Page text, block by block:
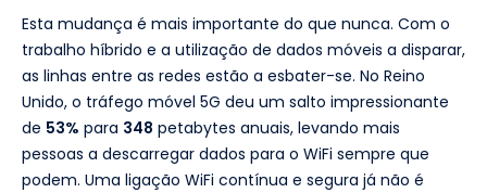
Esta mudança é mais importante do que nunca. Com o
trabalho híbrido e a utilização de dados móveis a disparar,
as linhas entre as redes estão a esbater-se. No Reino
Unido, o tráfego móvel 5G deu um salto impressionante
de 53% para 348 petabytes anuais, levando mais
pessoas a descarregar dados para o WiFi sempre que
podem. Uma ligação WiFi contínua e segura já não é